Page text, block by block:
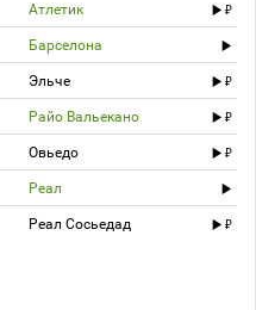
Атлетик
Барселона
Эльче
Райо Вальекано
Овьедо
Реал
Реал Сосьедад